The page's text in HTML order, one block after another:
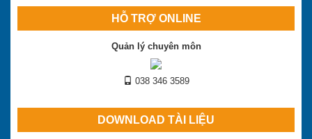
HỖ TRỢ ONLINE
Quản lý chuyên môn
038 346 3589
DOWNLOAD TÀI LIỆU